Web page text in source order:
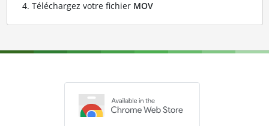
Téléchargez votre fichier MOV